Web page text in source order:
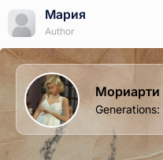
Мария
Author
Мориарти
Generations: